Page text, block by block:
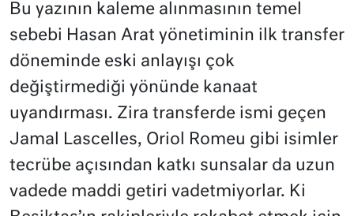
Bu yazının kaleme alınmasının temel
sebebi Hasan Arat yönetiminin ilk transfer
döneminde eski anlayışı çok
değiştirmediği yönünde kanaat
uyandırması. Zira transferde ismi geçen
Jamal Lascelles, Oriol Romeu gibi isimler
tecrübe açısından katkı sunsalar da uzun
vadede maddi getiri vadetmiyorlar. Ki